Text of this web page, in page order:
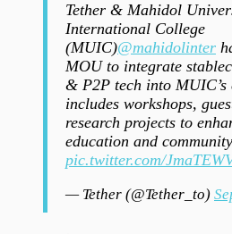
Tether & Mahidol
International College
(MUIC)@mahidolinter
MOU to integrate
& P2P tech into
includes workshops,
research projects to
education and
pic.twitter.com/
— Tether (@Tether_to)